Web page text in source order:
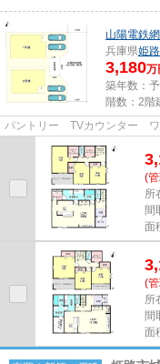
山陽電鉄
兵庫県姫
3,180万
築年数：
階数：2階
パントリー TVカウンター ワ
(
所
間
面
(
所
間
面